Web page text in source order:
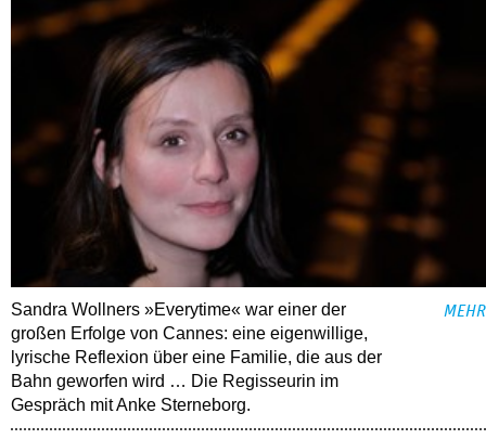
Sandra Wollners »Everytime« war einer der
großen Erfolge von Cannes: eine eigenwillige,
lyrische Reflexion über eine ­Familie, die aus der
Bahn geworfen wird … Die Regisseurin im
Gespräch mit Anke Sterneborg.
MEHR